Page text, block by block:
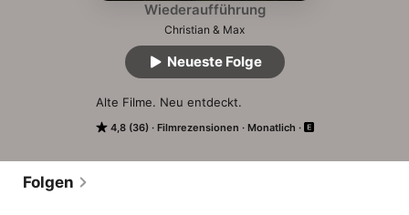
Wiederaufführung
Christian & Max
4,8 (36) Filmrezensionen Monatlich
Alte Filme. Neu entdeckt.
Neueste Folge
Folgen